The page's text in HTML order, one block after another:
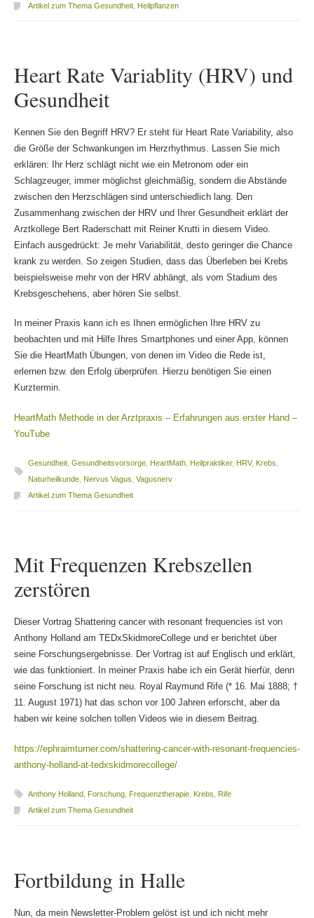
Artikel zum Thema Gesundheit, Heilpflanzen
Heart Rate Variablity (HRV) und
Gesundheit
Kennen Sie den Begriff HRV? Er steht für Heart Rate Variability, also
die Größe der Schwankungen im Herzrhythmus. Lassen Sie mich
erklären: Ihr Herz schlägt nicht wie ein Metronom oder ein
Schlagzeuger, immer möglichst gleichmäßig, sondern die Abstände
zwischen den Herzschlägen sind unterschiedlich lang. Den
Zusammenhang zwischen der HRV und Ihrer Gesundheit erklärt der
Arztkollege Bert Raderschatt mit Reiner Krutti in diesem Video.
Einfach ausgedrückt: Je mehr Variabilität, desto geringer die Chance
krank zu werden. So zeigen Studien, dass das Überleben bei Krebs
beispielsweise mehr von der HRV abhängt, als vom Stadium des
Krebsgeschehens, aber hören Sie selbst.
In meiner Praxis kann ich es Ihnen ermöglichen Ihre HRV zu
beobachten und mit Hilfe Ihres Smartphones und einer App, können
Sie die HeartMath Übungen, von denen im Video die Rede ist,
erlernen bzw. den Erfolg überprüfen. Hierzu benötigen Sie einen
Kurztermin.
HeartMath Methode in der Arztpraxis – Erfahrungen aus erster Hand –
YouTube
Gesundheit, Gesundheitsvorsorge, HeartMath, Heilpraktiker, HRV, Krebs
Naturheilkunde, Nervus Vagus Vagusnerv
Artikel zum Thema Gesundheit
Mit Frequenzen Krebszellen
zerstören
Dieser Vortrag Shattering cancer with resonant frequencies ist von
Anthony Holland am TEDxSkidmoreCollege und er berichtet über
seine Forschungsergebnisse. Der Vortrag ist auf Englisch und erklärt,
wie das funktioniert. In meiner Praxis habe ich ein Gerät hierfür, denn
seine Forschung ist nicht neu. Royal Raymund Rife (* 16. Mai 1888; †
11. August 1971) hat das schon vor 100 Jahren erforscht, aber da
haben wir keine solchen tollen Videos wie in diesem Beitrag.
https://ephraimturner.com/shattering-cancer-with-resonant-frequencies-
anthony-holland-at-tedxskidmorecollege/
Anthony Holland, Forschung, Frequenztherapie, Krebs, Rife
Artikel zum Thema Gesundheit
Fortbildung in Halle
Nun, da mein Newsletter-Problem gelöst ist und ich nicht mehr